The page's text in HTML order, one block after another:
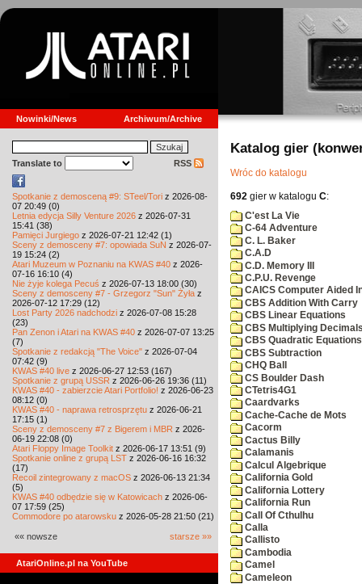
Nowinki/News Archiwum/Archive
Translate to RSS
Spotkanie z demosceną #9: STeel/Tori z 2026-08-
07 20:49 (0)
Letnia edycja Silly Venture 2026 z 2026-07-31
15:41 (38)
Pamięci Jurgiego z 2026-07-21 12:42 (1)
Sceny z demosceny #7: opowiada SuN z 2026-07-
19 15:24 (2)
Atari Muzeum w Poznaniu na KWAS #40 z 2026-
07-16 16:10 (4)
Nie żyje kolega Pecuś z 2026-07-13 18:00 (30)
Sceny z demosceny #7 - Grzegorz "Sun" Żyła z
2026-07-12 17:29 (12)
Lost Party 2026 nadchodzi z 2026-07-08 15:28
(23)
Pan Zenon i Atari na KWAS #40 z 2026-07-07 13:25
(7)
Spotkanie z redakcją "The Voice" z 2026-07-04
07:42 (9)
KWAS #40 live z 2026-06-27 12:53 (167)
Spotkanie z grupą USSR z 2026-06-26 19:36 (11)
KWAS #40 - zabierzcie Atari Portfolio! z 2026-06-23
08:12 (0)
KWAS #40 - naprawa retrosprzętu z 2026-06-21
17:15 (1)
Sceny z demosceny #7 z Bigerem i MBR z 2026-
06-19 22:08 (0)
Atari Floppy Image Toolkit z 2026-06-17 13:51 (9)
Spotkanie online z grupą LST z 2026-06-16 16:32
(17)
Recoil zintegrowany z macOS z 2026-06-13 21:34
(5)
KWAS #40 odbędzie się w Katowicach z 2026-06-
07 17:59 (25)
Commodore po atarowsku z 2026-05-28 21:50 (21)
«« nowsze starsze »»
AtariOnline.pl na YouTube
Katalog gier
Wróc do katalogu
692 gier w katalogu C:
C'est La Vie
C-64 Adventure
C. L. Baker
C.A.D
C.D. Memory III
C.P.U. Revenge
CAICS Computer Aided
CBS Addition With Carry
CBS Linear Equations
CBS Multiplying
CBS Quadratic Equations
CBS Subtraction
CHQ Ball
CS Boulder Dash
CTetris4G1
Caardvarks
Cache-Cache de Mots
Cacorm
Cactus Billy
Calamanis
Calcul Algebrique
California Gold
California Lottery
California Run
Call Of Cthulhu
Calla
Callisto
Cambodia
Camel
Cameleon